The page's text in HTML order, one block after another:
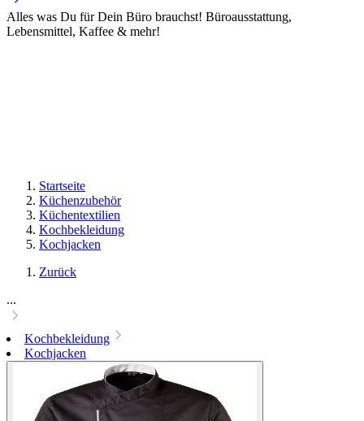
Alles was Du für Dein Büro brauchst! Büroausstattung,
Lebensmittel, Kaffee & mehr!
Startseite
Küchenzubehör
Küchentextilien
Kochbekleidung
Kochjacken
Zurück
...
Kochbekleidung
Kochjacken